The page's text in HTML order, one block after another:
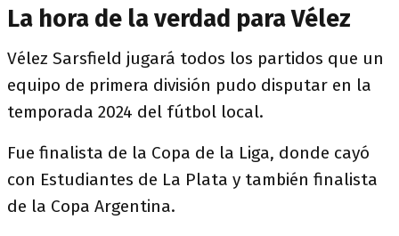
La hora de la verdad para Vélez
Vélez Sarsfield jugará todos los partidos que un
equipo de primera división pudo disputar en la
temporada 2024 del fútbol local.
Fue finalista de la Copa de la Liga, donde cayó
con Estudiantes de La Plata y también finalista
de la Copa Argentina.